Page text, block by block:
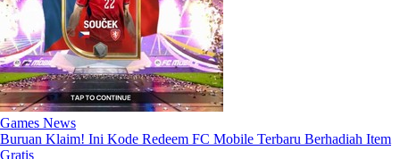
Games News
Buruan Klaim! Ini Kode Redeem FC Mobile Terbaru Berhadiah Item
Gratis